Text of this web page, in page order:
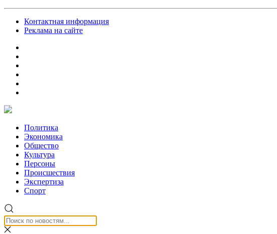
Контактная информация
Реклама на сайте
Политика
Экономика
Общество
Культура
Персоны
Происшествия
Экспертиза
Спорт